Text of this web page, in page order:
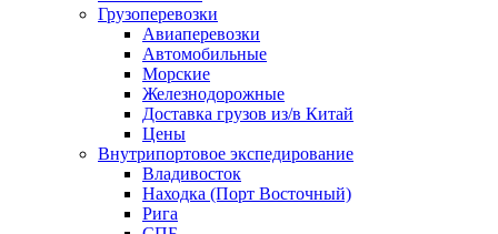
Грузоперевозки
Авиаперевозки
Автомобильные
Морские
Железнодорожные
Доставка грузов из/в Китай
Цены
Внутрипортовое экспедирование
Владивосток
Находка (Порт Восточный)
Рига